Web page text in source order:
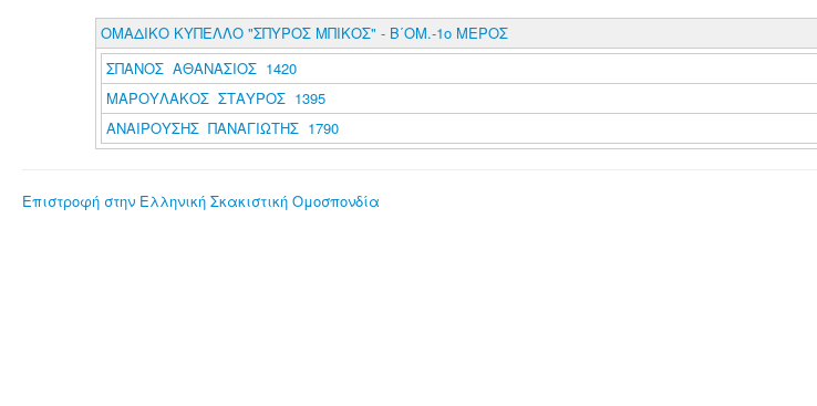
ΟΜΑΔΙΚΟ ΚΥΠΕΛΛΟ "ΣΠΥΡΟΣ ΜΠΙΚΟΣ" - Β΄ΟΜ.-1ο ΜΕΡΟΣ
ΣΠΑΝΟΣ ΑΘΑΝΑΣΙΟΣ 1420
ΜΑΡΟΥΛΑΚΟΣ ΣΤΑΥΡΟΣ 1395
ΑΝΑΙΡΟΥΣΗΣ ΠΑΝΑΓΙΩΤΗΣ 1790
Επιστροφή στην Ελληνική Σκακιστική Ομοσπονδία